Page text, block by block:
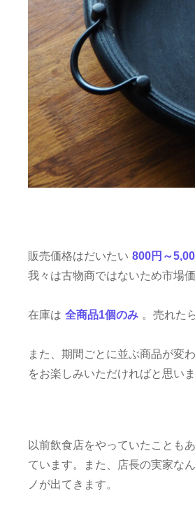
販売価格はだいたい 800円～
我々は古物商ではないため市場
在庫は 全商品1個のみ 。売れた
また、期間ごとに並ぶ商品が変
をお楽しみいただければと思いま
以前飲食店をやっていたことも
ています。また、店長の実家な
ノが出てきます。